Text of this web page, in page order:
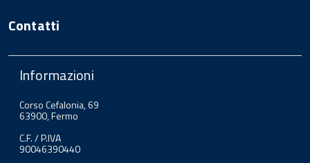
Contatti
Informazioni
Corso Cefalonia, 69
63900, Fermo
C.F. / P.IVA
90046390440